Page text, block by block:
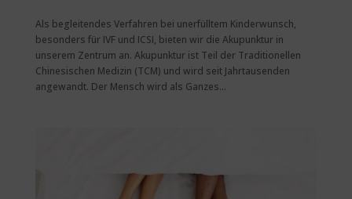
Als begleitendes Verfahren bei unerfülltem Kinderwunsch,
besonders für IVF und ICSI, bieten wir die Akupunktur in
unserem Zentrum an. Akupunktur ist Teil der Traditionellen
Chinesischen Medizin (TCM) und wird seit Jahrtausenden
angewandt. Der Mensch wird als Ganzes...